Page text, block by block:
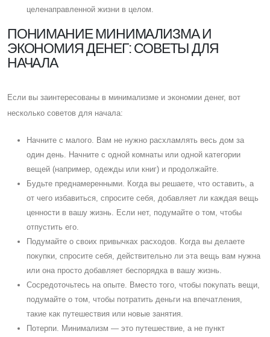
целенаправленной жизни в целом.
ПОНИМАНИЕ МИНИМАЛИЗМА И
ЭКОНОМИЯ ДЕНЕГ: СОВЕТЫ ДЛЯ
НАЧАЛА
Eсли вы заинтересованы в минимализме и экономии денег, вот
несколько советов для начала:
Начните с малого. Вам не нужно расхламлять весь дом за
один день. Начните с одной комнаты или одной категории
вещей (например, одежды или книг) и продолжайте.
Будьте преднамеренными. Когда вы решаете, что оставить, а
от чего избавиться, спросите себя, добавляет ли каждая вещь
ценности в вашу жизнь. Eсли нет, подумайте о том, чтобы
отпустить его.
Подумайте о своих привычках расходов. Когда вы делаете
покупки, спросите себя, действительно ли эта вещь вам нужна
или она просто добавляет беспорядка в вашу жизнь.
Cосредоточьтесь на опыте. Вместо того, чтобы покупать вещи,
подумайте о том, чтобы потратить деньги на впечатления,
такие как путешествия или новые занятия.
Потерпи. Минимализм — это путешествие, а не пункт